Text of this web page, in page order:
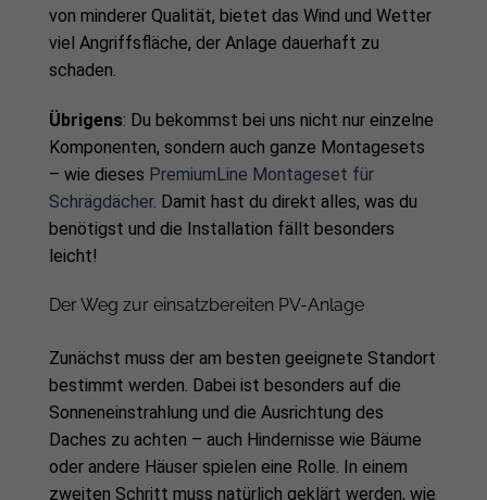
von minderer Qualität, bietet das Wind und Wetter
viel Angriffsfläche, der Anlage dauerhaft zu
schaden.
Übrigens: Du bekommst bei uns nicht nur einzelne
Komponenten, sondern auch ganze Montagesets
– wie dieses PremiumLine Montageset für
Schrägdächer. Damit hast du direkt alles, was du
benötigst und die Installation fällt besonders
leicht!
Der Weg zur einsatzbereiten PV-Anlage
Zunächst muss der am besten geeignete Standort
bestimmt werden. Dabei ist besonders auf die
Sonneneinstrahlung und die Ausrichtung des
Daches zu achten – auch Hindernisse wie Bäume
oder andere Häuser spielen eine Rolle. In einem
zweiten Schritt muss natürlich geklärt werden, wie